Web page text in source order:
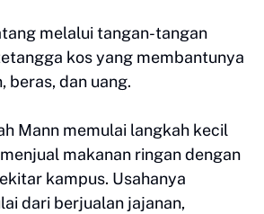
melalui tangan-tangan
kos yang membantunya
beras, dan uang.
Mann memulai langkah kecil
makanan ringan dengan
kampus. Usahanya
dari berjualan jajanan,